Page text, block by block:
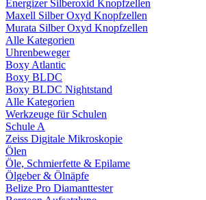
Energizer Silberoxid Knopfzellen
Maxell Silber Oxyd Knopfzellen
Murata Silber Oxyd Knopfzellen
Alle Kategorien
Uhrenbeweger
Boxy Atlantic
Boxy BLDC
Boxy BLDC Nightstand
Alle Kategorien
Werkzeuge für Schulen
Schule A
Zeiss Digitale Mikroskopie
Ölen
Öle, Schmierfette & Epilame
Ölgeber & Ölnäpfe
Belize Pro Diamanttester